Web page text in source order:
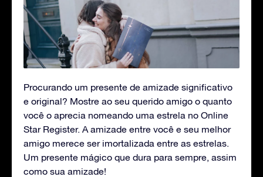
Procurando um presente de amizade significativo
e original? Mostre ao seu querido amigo o quanto
você o aprecia nomeando uma estrela no Online
Star Register. A amizade entre você e seu melhor
amigo merece ser imortalizada entre as estrelas.
Um presente mágico que dura para sempre, assim
como sua amizade!